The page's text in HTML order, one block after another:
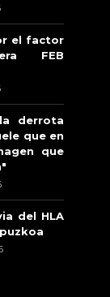
el factor
FEB
derrota
que en
que
del HLA